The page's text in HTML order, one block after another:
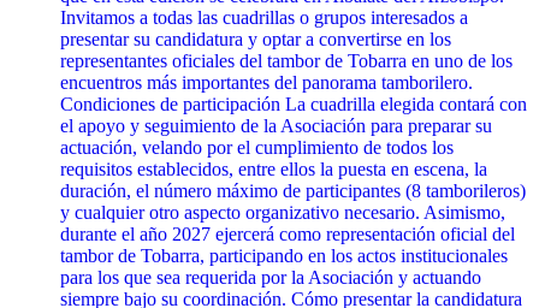
Invitamos a todas las cuadrillas o grupos interesados a
presentar su candidatura y optar a convertirse en los
representantes oficiales del tambor de Tobarra en uno de los
encuentros más importantes del panorama tamborilero.
Condiciones de participación La cuadrilla elegida contará con
el apoyo y seguimiento de la Asociación para preparar su
actuación, velando por el cumplimiento de todos los
requisitos establecidos, entre ellos la puesta en escena, la
duración, el número máximo de participantes (8 tamborileros)
y cualquier otro aspecto organizativo necesario. Asimismo,
durante el año 2027 ejercerá como representación oficial del
tambor de Tobarra, participando en los actos institucionales
para los que sea requerida por la Asociación y actuando
siempre bajo su coordinación. Cómo presentar la candidatura